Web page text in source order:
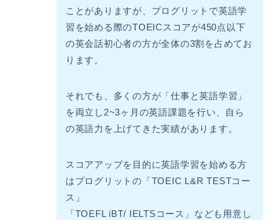
ことがありますが、プログリットで英語学
習を始める際のTOEICスコアが450点以下
の英会話初心者の方が全体の3割を占めてお
ります。
それでも、多くの方が「仕事と英語学習」
を両立し2~3ヶ月の英語課題を行い、自ら
の英語力を上げてきた実績があります。
スコアアップを目的に英語学習を始める方
はプログリットの「TOEIC L&R TESTコー
ス」
「TOEFL iBT/ IELTSコース」なども用意し